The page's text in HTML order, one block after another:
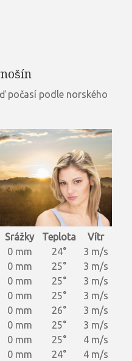
počasí podle norského
Srážky Teplota
Vítr
0 mm 24°
3 m/s
0 mm 25°
3 m/s
0 mm 25°
3 m/s
0 mm 25°
3 m/s
0 mm 26°
3 m/s
0 mm 25°
3 m/s
0 mm 25°
4 m/s
0 mm 24°
4 m/s